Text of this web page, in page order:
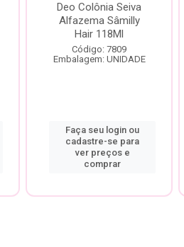
Deo Colônia Seiva
Alfazema Sâmilly
Hair 118Ml
Código: 7809
Embalagem: UNIDADE
Faça seu login ou
cadastre-se para
ver preços e
comprar